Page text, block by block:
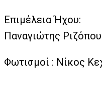
Επιμέλεια Ήχου:
Παναγιώτης
Φωτισμοί : Νίκος